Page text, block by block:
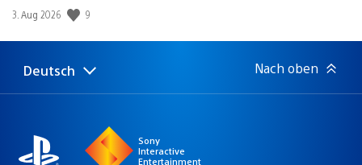
Veröffentlichungsdatum:
3. Aug 2026 9
Select
Aktuelle
Deutsch Nach oben
Sony
Interactive
Entertainment